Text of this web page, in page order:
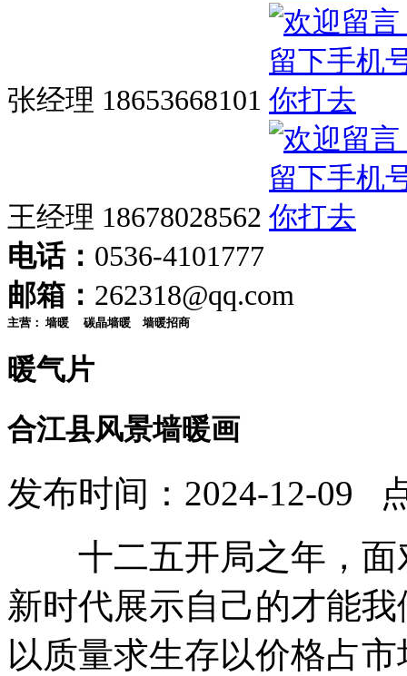
张经理 18653668101
王经理 18678028562
电话： 0536-4101777
邮箱： 262318@qq.com
主营： 墙暖 碳晶墙暖 墙暖招商
暖气片
合江县风景墙暖画
发布时间：2024-12-09
十二五开局之年，面
新时代展示自己的才能
以质量求生存以价格占